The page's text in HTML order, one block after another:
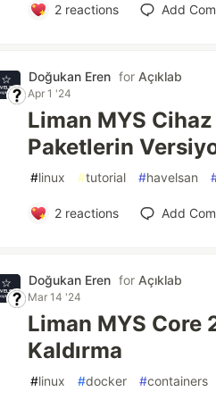
2reactions Add
Doğukan Eren for Açıklab
Apr 1 '24
Liman MYS
Paketlerin
#linux #tutorial #havelsan
2reactions Add
Doğukan Eren for Açıklab
Mar 14 '24
Liman MYS Core
Kaldırma
#linux #docker #containers